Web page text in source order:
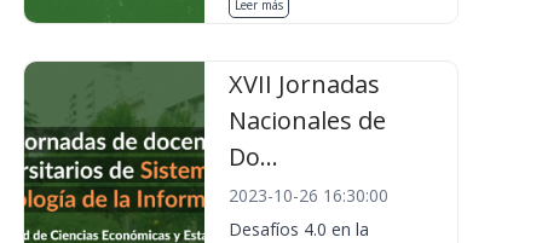
Leer más
XVII Jornadas
Nacionales de
Do...
2023-10-26 16:30:00
Desafíos 4.0 en la